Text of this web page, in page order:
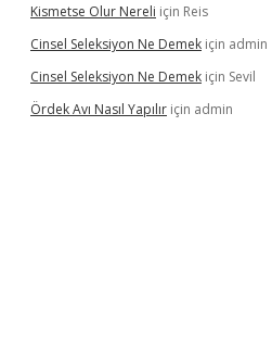
Kismetse Olur Nereli için Reis
Cinsel Seleksiyon Ne Demek için admin
Cinsel Seleksiyon Ne Demek için Sevil
Ördek Avı Nasıl Yapılır için admin